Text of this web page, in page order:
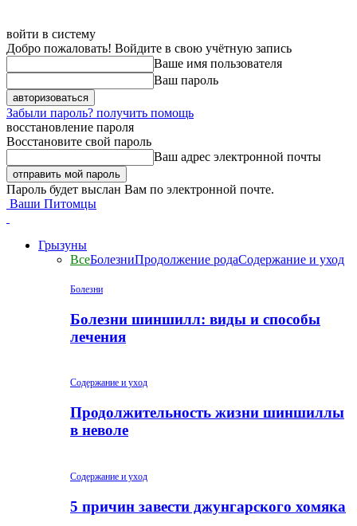
войти в систему
Добро пожаловать! Войдите в свою учётную запись
Ваше имя пользователя
Ваш пароль
Забыли пароль? получить помощь
восстановление пароля
Восстановите свой пароль
Ваш адрес электронной почты
Пароль будет выслан Вам по электронной почте.
Ваши Питомцы
Грызуны
ВсеБолезниПродолжение родаСодержание и уход
Болезни
Болезни шиншилл: виды и способы
лечения
Содержание и уход
Продолжительность жизни шиншиллы
в неволе
Содержание и уход
5 причин завести джунгарского хомяка